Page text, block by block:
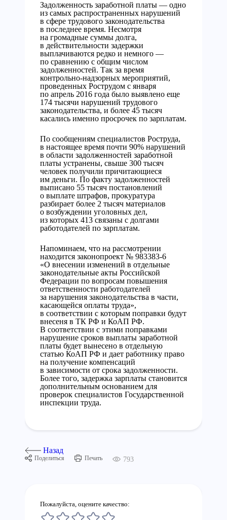
Задолженность заработной платы — одно
из самых распространенных нарушений
в сфере трудового законодательства
в последнее время. Несмотря
на громадные суммы долга,
в действительности задержки
выплачиваются редко и немного —
по сравнению с общим числом
задолженностей. Так за время
контрольно-надзорных мероприятий,
проведенных Рострудом с января
по апрель 2016 года было выявлено еще
174 тысячи нарушений трудового
законодательства, и более 45 тысяч
касались именно просрочек по зарплатам.
По сообщениям специалистов Роструда,
в настоящее время почти 90% нарушений
в области задолженностей заработной
платы устранены, свыше 300 тысяч
человек получили причитающиеся
им деньги. По факту задолженностей
выписано 55 тысяч постановлений
о выплате штрафов, прокуратура
разбирает более 2 тысяч материалов
о возбуждении уголовных дел,
из которых 413 связаны с долгами
работодателей по зарплатам.
Напоминаем, что на рассмотрении
находится законопроект № 983383-6
«О внесении изменений в отдельные
законодательные акты Российской
Федерации по вопросам повышения
ответственности работодателей
за нарушения законодательства в части,
касающейся оплаты труда»,
в соответствии с которым поправки будут
внесеня в ТК РФ и КоАП РФ.
В соответствии с этими поправками
нарушение сроков выплаты заработной
платы будет вынесено в отдельную
статью КоАП РФ и дает работнику право
на получение компенсаций
в зависимости от срока задолженности.
Более того, задержка зарплаты становится
дополнительным основанием для
проверок специалистов Государственной
инспекции труда.
Назад
Поделиться Печать 793
Пожалуйста, оцените качество: